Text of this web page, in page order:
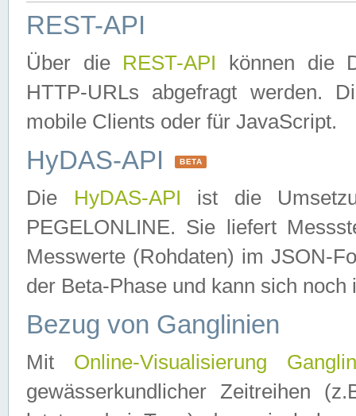
REST-API
Über die REST-API können die
HTTP-URLs abgefragt werden.
mobile Clients oder für JavaScript.
HyDAS-API BETA
Die HyDAS-API ist die
PEGELONLINE. Sie liefert
Messwerte (Rohdaten) im JSON-
der Beta-Phase und kann sich noch
Bezug von Ganglinien
Mit Online-Visualisierung
gewässerkundlicher Zeitreihen